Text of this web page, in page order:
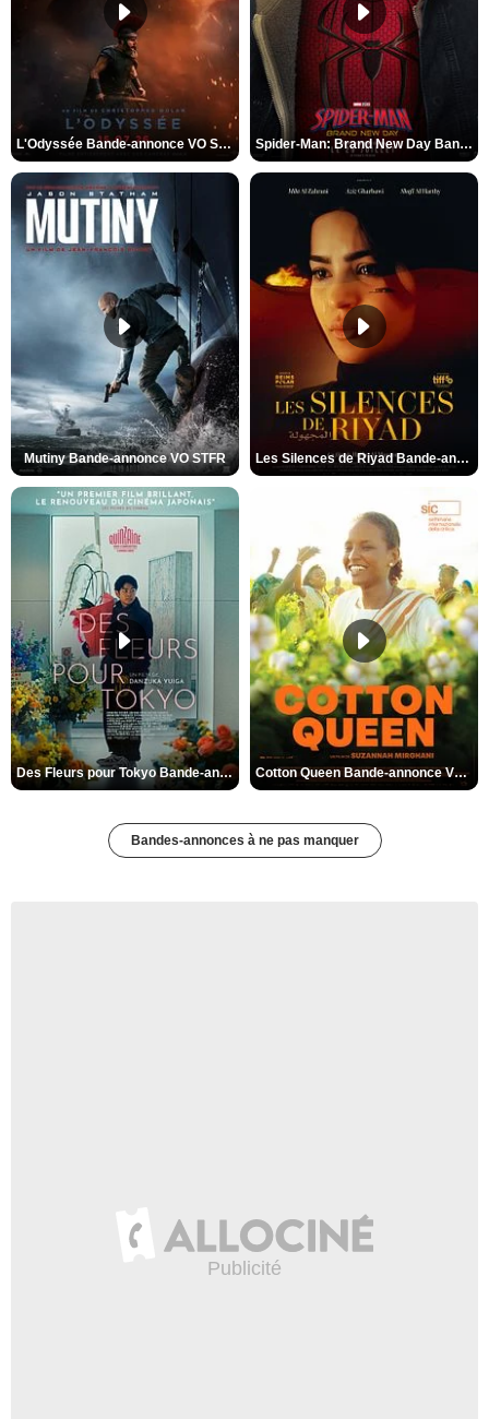
L'Odyssée Bande-annonce VO STFR Spider-Man: Brand New Day Bande-annonce VO STFR
Mutiny Bande-annonce VO STFR Les Silences de Riyad Bande-annonce VO STFR
Des Fleurs pour Tokyo Bande-annonce VO STFR Cotton Queen Bande-annonce VO STFR
Bandes-annonces à ne pas manquer